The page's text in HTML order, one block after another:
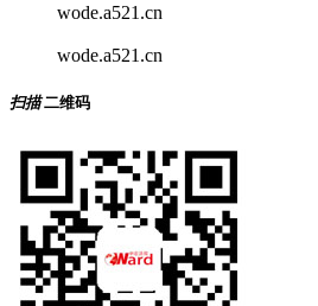
wode.a521.cn
wode.a521.cn
扫描二维码